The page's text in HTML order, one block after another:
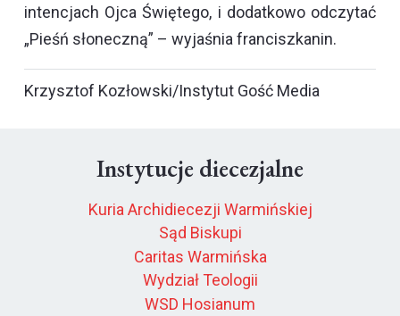
intencjach Ojca Świętego, i dodatkowo odczytać
„Pieśń słoneczną” – wyjaśnia franciszkanin.
Krzysztof Kozłowski/Instytut Gość Media
Instytucje diecezjalne
Kuria Archidiecezji Warmińskiej
Sąd Biskupi
Caritas Warmińska
Wydział Teologii
WSD Hosianum